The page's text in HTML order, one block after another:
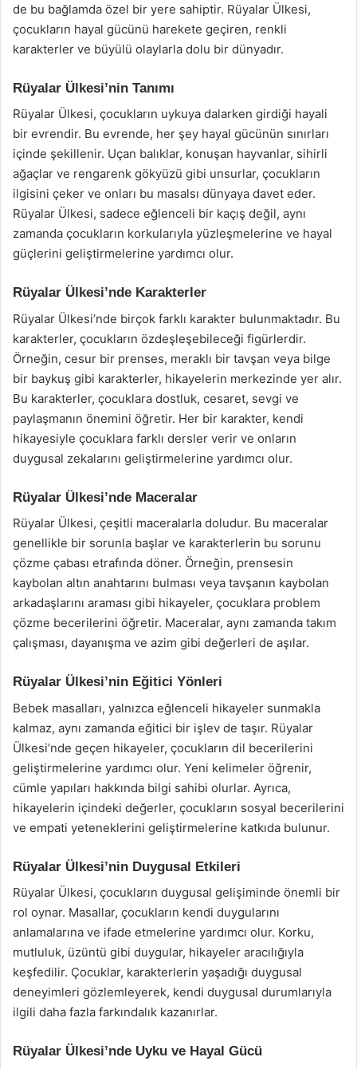
de bu bağlamda özel bir yere sahiptir. Rüyalar Ülkesi,
çocukların hayal gücünü harekete geçiren, renkli
karakterler ve büyülü olaylarla dolu bir dünyadır.
Rüyalar Ülkesi’nin Tanımı
Rüyalar Ülkesi, çocukların uykuya dalarken girdiği hayali
bir evrendir. Bu evrende, her şey hayal gücünün sınırları
içinde şekillenir. Uçan balıklar, konuşan hayvanlar, sihirli
ağaçlar ve rengarenk gökyüzü gibi unsurlar, çocukların
ilgisini çeker ve onları bu masalsı dünyaya davet eder.
Rüyalar Ülkesi, sadece eğlenceli bir kaçış değil, aynı
zamanda çocukların korkularıyla yüzleşmelerine ve hayal
güçlerini geliştirmelerine yardımcı olur.
Rüyalar Ülkesi’nde Karakterler
Rüyalar Ülkesi’nde birçok farklı karakter bulunmaktadır. Bu
karakterler, çocukların özdeşleşebileceği figürlerdir.
Örneğin, cesur bir prenses, meraklı bir tavşan veya bilge
bir baykuş gibi karakterler, hikayelerin merkezinde yer alır.
Bu karakterler, çocuklara dostluk, cesaret, sevgi ve
paylaşmanın önemini öğretir. Her bir karakter, kendi
hikayesiyle çocuklara farklı dersler verir ve onların
duygusal zekalarını geliştirmelerine yardımcı olur.
Rüyalar Ülkesi’nde Maceralar
Rüyalar Ülkesi, çeşitli maceralarla doludur. Bu maceralar
genellikle bir sorunla başlar ve karakterlerin bu sorunu
çözme çabası etrafında döner. Örneğin, prensesin
kaybolan altın anahtarını bulması veya tavşanın kaybolan
arkadaşlarını araması gibi hikayeler, çocuklara problem
çözme becerilerini öğretir. Maceralar, aynı zamanda takım
çalışması, dayanışma ve azim gibi değerleri de aşılar.
Rüyalar Ülkesi’nin Eğitici Yönleri
Bebek masalları, yalnızca eğlenceli hikayeler sunmakla
kalmaz, aynı zamanda eğitici bir işlev de taşır. Rüyalar
Ülkesi’nde geçen hikayeler, çocukların dil becerilerini
geliştirmelerine yardımcı olur. Yeni kelimeler öğrenir,
cümle yapıları hakkında bilgi sahibi olurlar. Ayrıca,
hikayelerin içindeki değerler, çocukların sosyal becerilerini
ve empati yeteneklerini geliştirmelerine katkıda bulunur.
Rüyalar Ülkesi’nin Duygusal Etkileri
Rüyalar Ülkesi, çocukların duygusal gelişiminde önemli bir
rol oynar. Masallar, çocukların kendi duygularını
anlamalarına ve ifade etmelerine yardımcı olur. Korku,
mutluluk, üzüntü gibi duygular, hikayeler aracılığıyla
keşfedilir. Çocuklar, karakterlerin yaşadığı duygusal
deneyimleri gözlemleyerek, kendi duygusal durumlarıyla
ilgili daha fazla farkındalık kazanırlar.
Rüyalar Ülkesi’nde Uyku ve Hayal Gücü